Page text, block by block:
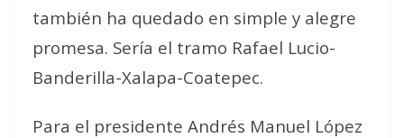
también ha quedado en simple y alegre
promesa. Sería el tramo Rafael Lucio-
Banderilla-Xalapa-Coatepec.
Para el presidente Andrés Manuel López